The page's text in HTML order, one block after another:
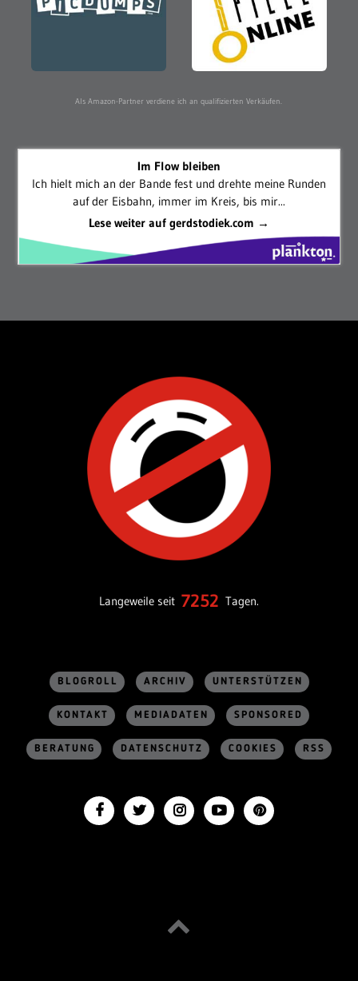
Als Amazon-Partner verdiene ich an qualifizierten Verkäufen.
Im Flow bleiben
Ich hielt mich an der Bande fest und drehte meine Runden
auf der Eisbahn, immer im Kreis, bis mir...
Lese weiter auf gerdstodiek.com →
Langeweile seit 7252 Tagen.
BLOGROLL ARCHIV UNTERSTÜTZEN
KONTAKT MEDIADATEN SPONSORED
BERATUNG DATENSCHUTZ COOKIES RSS